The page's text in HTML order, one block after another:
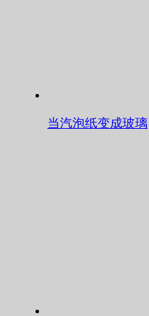
当汽泡纸变成玻璃